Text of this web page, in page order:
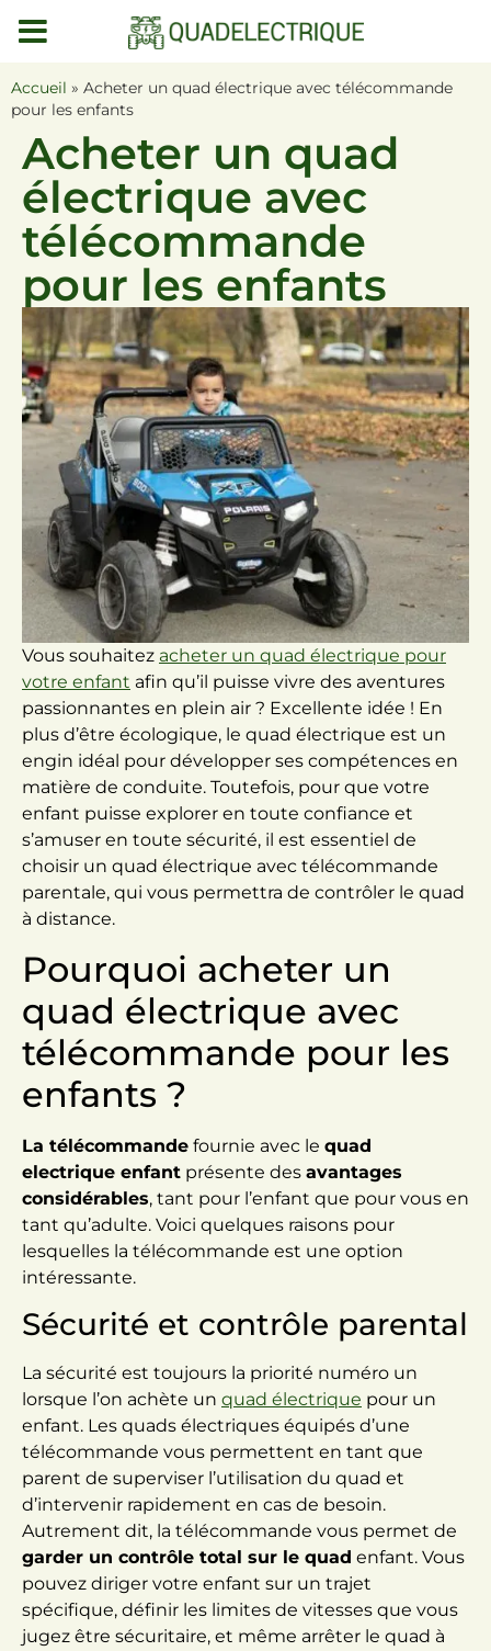
Accueil » Acheter un quad électrique avec télécommande
pour les enfants
Acheter un quad
électrique avec
télécommande
pour les enfants
Vous souhaitez acheter un quad électrique pour
votre enfant afin qu’il puisse vivre des aventures
passionnantes en plein air ? Excellente idée ! En
plus d’être écologique, le quad électrique est un
engin idéal pour développer ses compétences en
matière de conduite. Toutefois, pour que votre
enfant puisse explorer en toute confiance et
s’amuser en toute sécurité, il est essentiel de
choisir un quad électrique avec télécommande
parentale, qui vous permettra de contrôler le quad
à distance.
Pourquoi acheter un
quad électrique avec
télécommande pour les
enfants ?
La télécommande fournie avec le quad
electrique enfant présente des avantages
considérables, tant pour l’enfant que pour vous en
tant qu’adulte. Voici quelques raisons pour
lesquelles la télécommande est une option
intéressante.
Sécurité et contrôle parental
La sécurité est toujours la priorité numéro un
lorsque l’on achète un quad électrique pour un
enfant. Les quads électriques équipés d’une
télécommande vous permettent en tant que
parent de superviser l’utilisation du quad et
d’intervenir rapidement en cas de besoin.
Autrement dit, la télécommande vous permet de
garder un contrôle total sur le quad enfant. Vous
pouvez diriger votre enfant sur un trajet
spécifique, définir les limites de vitesses que vous
jugez être sécuritaire, et même arrêter le quad à
DEMO